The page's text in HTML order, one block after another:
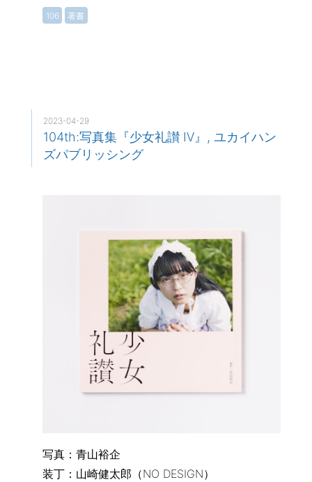
106 著書
2023-04-29
104th:写真集『少女礼讃 Ⅳ』, ユカイハン
ズパブリッシング
写真：青山裕企
装丁：山崎健太郎（NO DESIGN）